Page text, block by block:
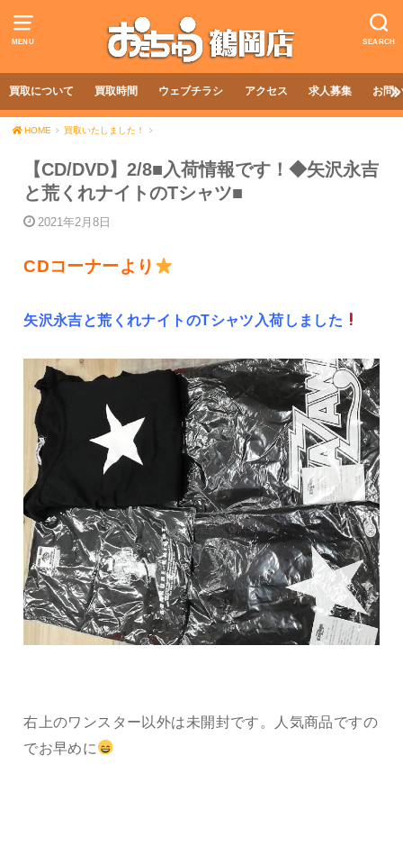
MENU SEARCH
買取について 買取時間 ウェブチラシ アクセス 求人募集 お問
HOME 買取いたしました！
【CD/DVD】2/8■入荷情報です！◆矢沢永吉
と荒くれナイトのTシャツ■
2021年2月8日
CDコーナーより
矢沢永吉と荒くれナイトのTシャツ入荷しました
右上のワンスター以外は未開封です。人気商品ですの
でお早めに